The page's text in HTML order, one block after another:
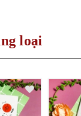
loại